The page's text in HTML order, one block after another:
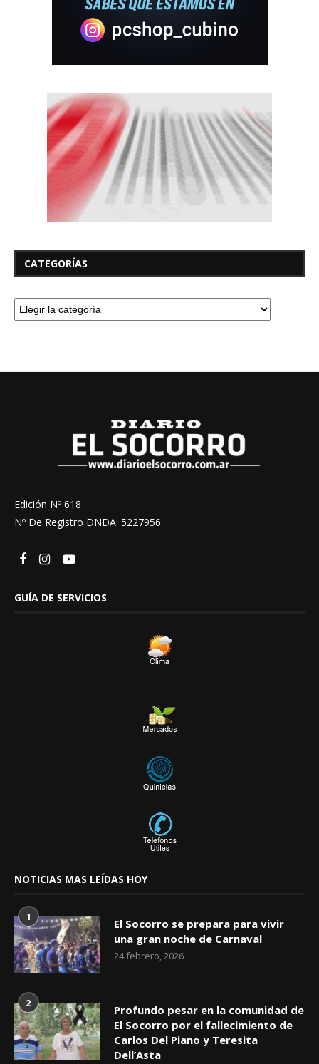
CATEGORÍAS
Edición Nº 618
Nº De Registro DNDA: 5227956
GUÍA DE SERVICIOS
NOTICIAS MAS LEÍDAS HOY
1
El Socorro se prepara para vivir
una gran noche de Carnaval
24 febrero, 2026
2
Profundo pesar en la comunidad de
El Socorro por el fallecimiento de
Carlos Del Piano y Teresita
Dell’Asta